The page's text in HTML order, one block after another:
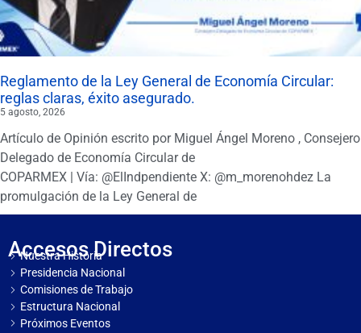
Reglamento de la Ley General de Economía Circular:
reglas claras, éxito asegurado.
5 agosto, 2026
Artículo de Opinión escrito por Miguel Ángel Moreno , Consejero
Delegado de Economía Circular de
COPARMEX | Vía: @ElIndpendiente X: @m_morenohdez La
promulgación de la Ley General de
Accesos Directos
Nuestra Historia
Presidencia Nacional
Comisiones de Trabajo
Estructura Nacional
Próximos Eventos